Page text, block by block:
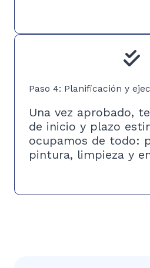
Paso 4: Planificación y
Una vez aprobado,
de inicio y plazo
ocupamos de todo:
pintura, limpieza y